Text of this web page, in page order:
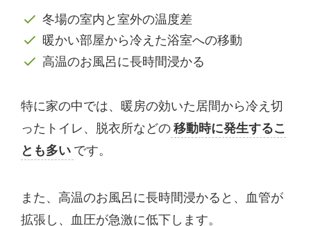
冬場の室内と室外の温度差
暖かい部屋から冷えた浴室への移動
高温のお風呂に長時間浸かる
特に家の中では、暖房の効いた居間から冷え切
ったトイレ、脱衣所などの 移動時に発生するこ
とも多い です。
また、高温のお風呂に長時間浸かると、血管が
拡張し、血圧が急激に低下します。